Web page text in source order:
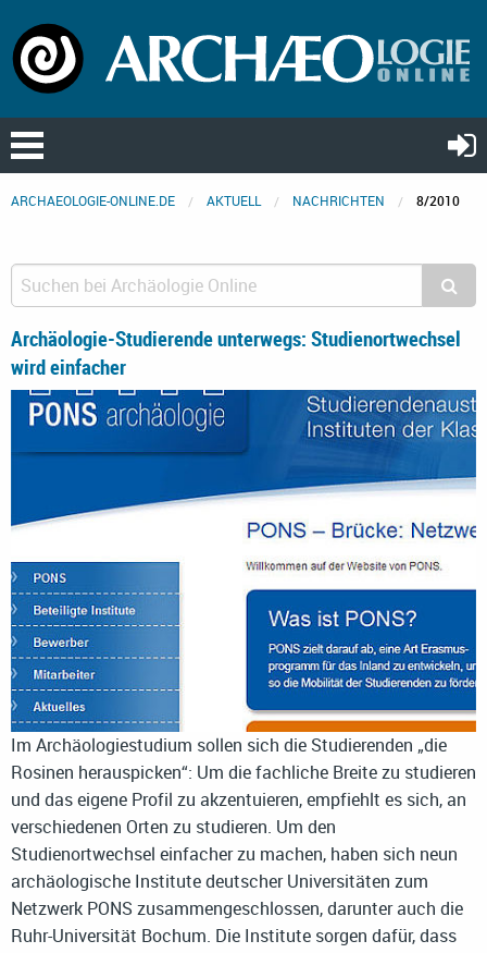
ARCHAEOLOGIE-ONLINE.DE AKTUELL NACHRICHTEN 8/2010
Archäologie-Studierende unterwegs: Studienortwechsel
wird einfacher
Im Archäologiestudium sollen sich die Studierenden „die
Rosinen herauspicken“: Um die fachliche Breite zu studieren
und das eigene Profil zu akzentuieren, empfiehlt es sich, an
verschiedenen Orten zu studieren. Um den
Studienortwechsel einfacher zu machen, haben sich neun
archäologische Institute deutscher Universitäten zum
Netzwerk PONS zusammengeschlossen, darunter auch die
Ruhr-Universität Bochum. Die Institute sorgen dafür, dass